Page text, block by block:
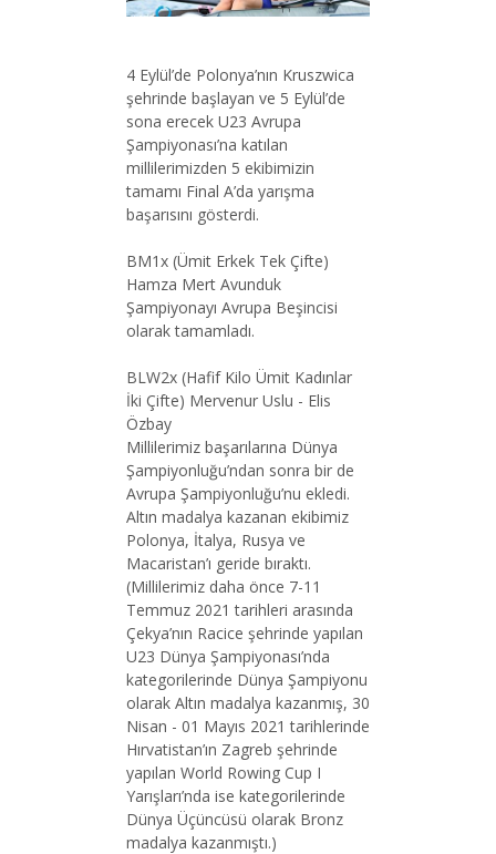
4 Eylül’de Polonya’nın Kruszwica
şehrinde başlayan ve 5 Eylül’de
sona erecek U23 Avrupa
Şampiyonası’na katılan
millilerimizden 5 ekibimizin
tamamı Final A’da yarışma
başarısını gösterdi.
BM1x (Ümit Erkek Tek Çifte)
Hamza Mert Avunduk
Şampiyonayı Avrupa Beşincisi
olarak tamamladı.
BLW2x (Hafif Kilo Ümit Kadınlar
İki Çifte) Mervenur Uslu - Elis
Özbay
Millilerimiz başarılarına Dünya
Şampiyonluğu’ndan sonra bir de
Avrupa Şampiyonluğu’nu ekledi.
Altın madalya kazanan ekibimiz
Polonya, İtalya, Rusya ve
Macaristan’ı geride bıraktı.
(Millilerimiz daha önce 7-11
Temmuz 2021 tarihleri arasında
Çekya’nın Racice şehrinde yapılan
U23 Dünya Şampiyonası’nda
kategorilerinde Dünya Şampiyonu
olarak Altın madalya kazanmış, 30
Nisan - 01 Mayıs 2021 tarihlerinde
Hırvatistan’ın Zagreb şehrinde
yapılan World Rowing Cup I
Yarışları’nda ise kategorilerinde
Dünya Üçüncüsü olarak Bronz
madalya kazanmıştı.)